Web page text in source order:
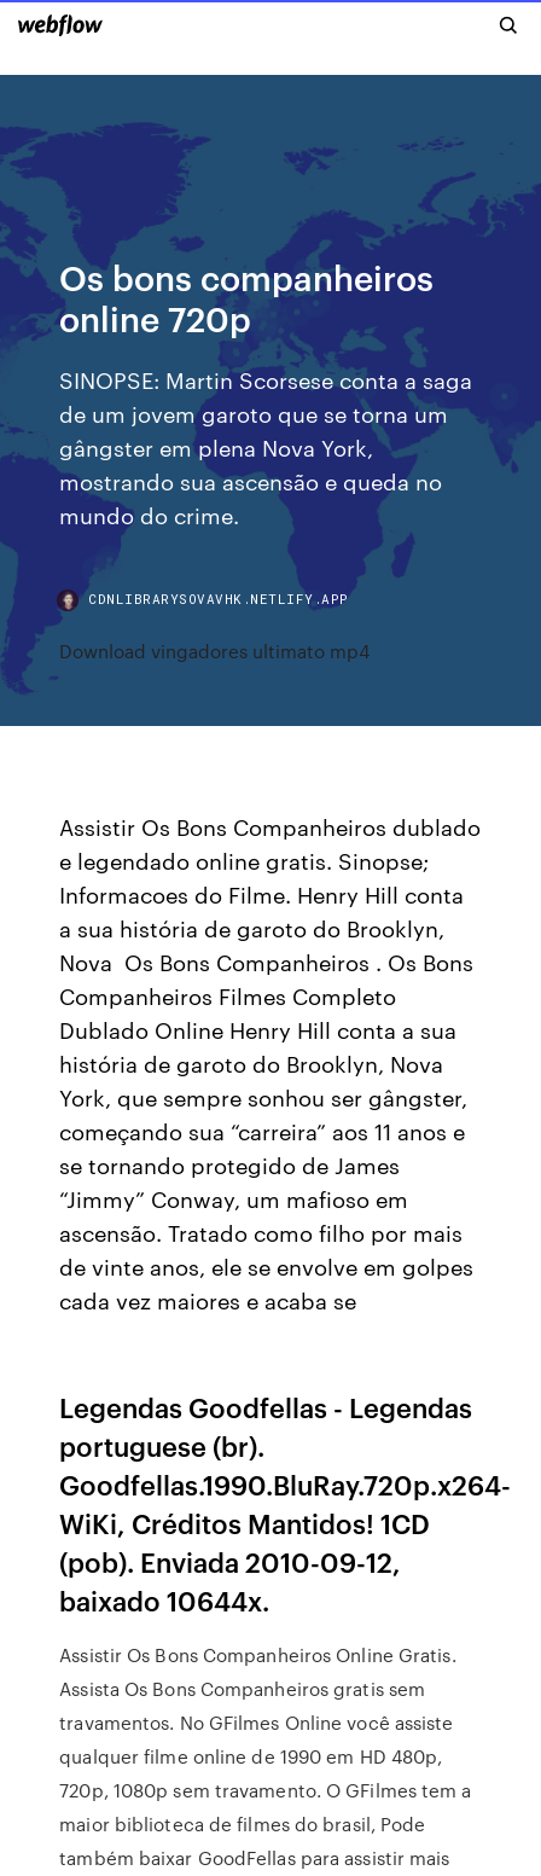
Os bons companheiros
online 720p
SINOPSE: Martin Scorsese conta a saga
de um jovem garoto que se torna um
gângster em plena Nova York,
mostrando sua ascensão e queda no
mundo do crime.
CDNLIBRARYSOVAVHK.NETLIFY.APP
Download vingadores ultimato mp4
Assistir Os Bons Companheiros dublado
e legendado online gratis. Sinopse;
Informacoes do Filme. Henry Hill conta
a sua história de garoto do Brooklyn,
Nova Os Bons Companheiros . Os Bons
Companheiros Filmes Completo
Dublado Online Henry Hill conta a sua
história de garoto do Brooklyn, Nova
York, que sempre sonhou ser gângster,
começando sua “carreira” aos 11 anos e
se tornando protegido de James
“Jimmy” Conway, um mafioso em
ascensão. Tratado como filho por mais
de vinte anos, ele se envolve em golpes
cada vez maiores e acaba se
Legendas Goodfellas - Legendas
portuguese (br).
Goodfellas.1990.BluRay.720p.x264-
WiKi, Créditos Mantidos! 1CD
(pob). Enviada 2010-09-12,
baixado 10644x.
Assistir Os Bons Companheiros Online Gratis.
Assista Os Bons Companheiros gratis sem
travamentos. No GFilmes Online você assiste
qualquer filme online de 1990 em HD 480p,
720p, 1080p sem travamento. O GFilmes tem a
maior biblioteca de filmes do brasil, Pode
também baixar GoodFellas para assistir mais